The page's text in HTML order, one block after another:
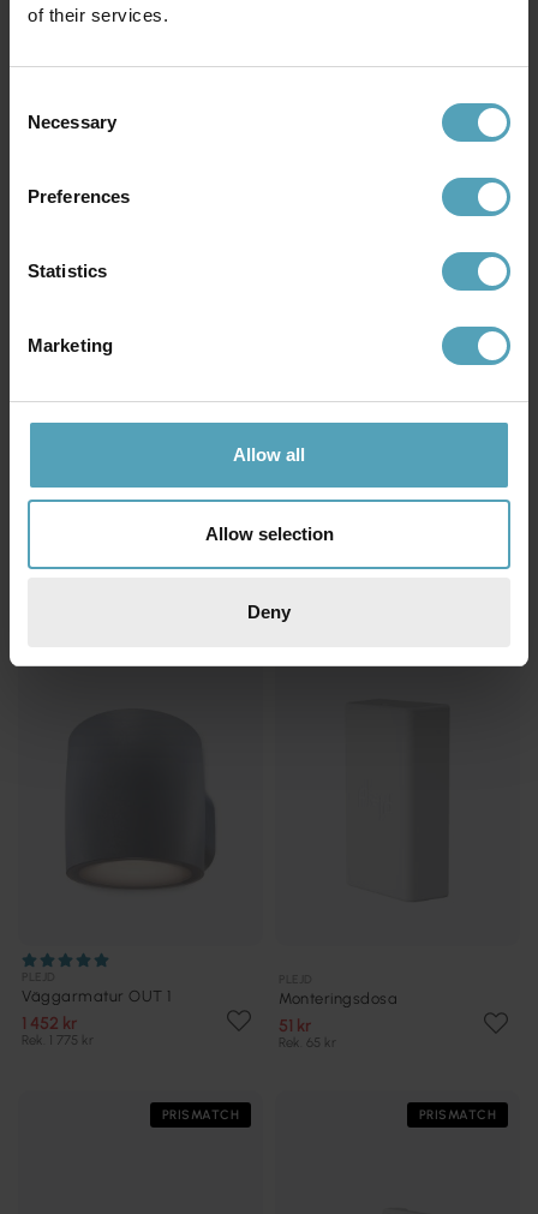
of their services.
Selection
Necessary
Preferences
Statistics
Marketing
Allow all
Allow selection
Deny
Andra köpte även
PLEJD
Smart plug On/Off, 16A, Mesh,
Rek. 439 kr
PRISMATCH
Väggarmatur OUT 1
1 452 kr
Väggarmatur OUT 1
1 452 kr
Rek. 1 775 kr
Monteringsdosa
51 kr
Rek. 65 kr
PRISMATCH PRISMATCH